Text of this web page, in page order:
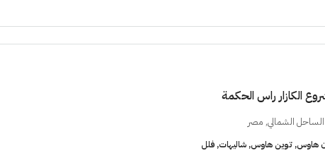
الكازار راس الحكمة
الساحل الشمالي, مصر
هاوس, توين هاوس, شاليهات, فلل